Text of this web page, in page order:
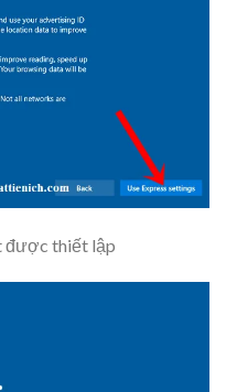
được thiết lập